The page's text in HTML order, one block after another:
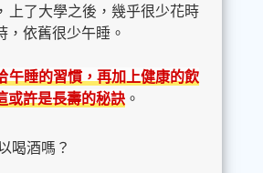
上了大學之後，幾乎很少花時
，依舊很少午睡。
午睡的習慣，再加上健康的飲
或許是長壽的秘訣 。
喝酒嗎？